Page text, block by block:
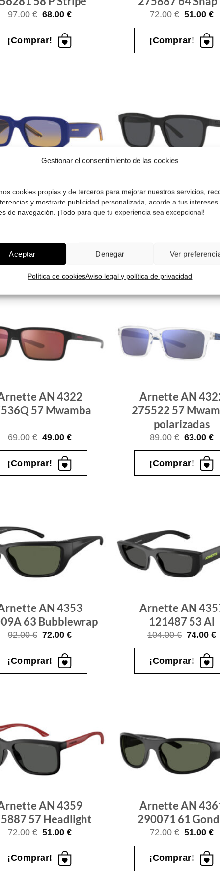
Gestionar el consentimiento de las cookies
cookies propias y de terceros para mejorar nuestros servicios,
y mostrarte publicidad personalizada, acorde a tus intereses
de navegación. ¡Todo para que tu experiencia sea excepcional!
Aceptar Denegar Ver
Política de cookiesAviso legal y política de privacidad
97.00€ El
original
era:
97.00 €.
68.00€El
actual
es:
68.00 €.
¡Comprar!
72.00€ El
original
era:
72.00 €.
51.00€El
es:
¡Comprar!
de sol
que
quiero
53 Thekidd
original
70.00 €.
¡Comprar!
275387 54
era:
69.00 €.
¡Comprar!
de sol
que
AN 4322
57 Mwamba
69.00€ El
original
era:
69.00 €.
49.00€El
actual
es:
49.00 €.
¡Comprar!
Arnette AN
275522 57
polarizadas
89.00€ El
original
era:
89.00 €.
63.00€El
es:
¡Comprar!
Gafas
de sol
AN 4353
63 Bubblewrap
92.00€ El
original
era:
92.00 €.
72.00€El
actual
es:
72.00 €.
¡Comprar!
Arnette AN
121487 53 Al
104.00€ El
original
era:
104.00 €.
74.00€El
¡Comprar!
Gafas
de sol
AN 4359
57 Headlight
72.00€ El
original
era:
72.00 €.
51.00€El
actual
es:
51.00 €.
¡Comprar!
Arnette AN
290071 61
72.00€ El
original
era:
72.00 €.
51.00€El
es:
¡Comprar!